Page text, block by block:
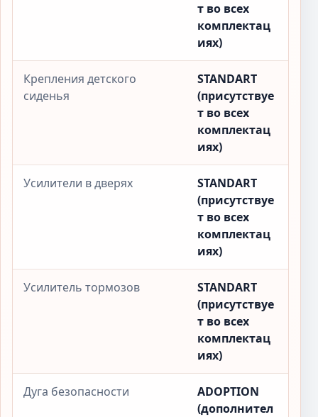
т во всех
комплектац
иях)
Крепления детского
сиденья
STANDART
(присутствуе
т во всех
комплектац
иях)
Усилители в дверях
STANDART
(присутствуе
т во всех
комплектац
иях)
Усилитель тормозов
STANDART
(присутствуе
т во всех
комплектац
иях)
Дуга безопасности
ADOPTION
(дополнител